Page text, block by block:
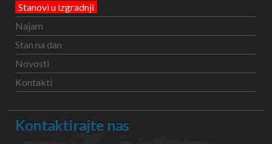
Stanovi u izgradnji
Najam
Stan na dan
Novosti
Kontakti
Kontaktirajte nas